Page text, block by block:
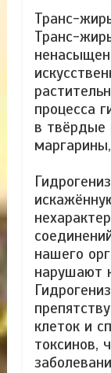
Транс-
Транс-
процесса
в
нашего
нарушают
клеток и
токсинов,